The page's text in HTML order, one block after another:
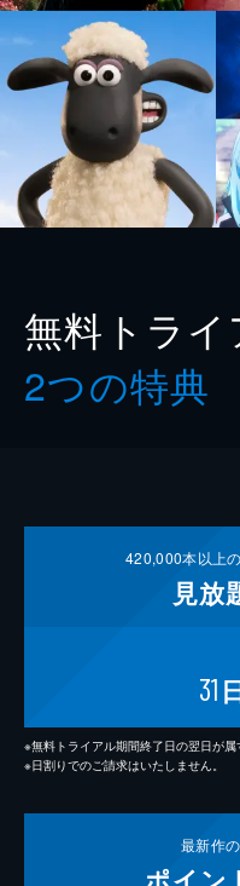
無料トラ
2つの特典
420,000本以上
見放
31
※無料トライアル期間終了日の翌日が属
※日割りでのご請求はいたしません。
最新作の
ポイン